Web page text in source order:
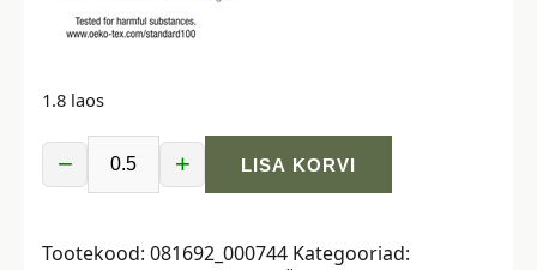
1.8 laos
−
Softshell,
suvine,
kogus
+ LISA KORVI
Tootekood: 081692_000744 Kategooriad: